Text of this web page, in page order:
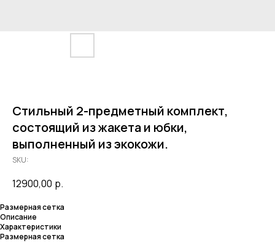
Стильный 2-предметный комплект,
состоящий из жакета и юбки,
выполненный из экокожи.
SKU:
12900,00 р.
Размерная сетка
Описание
Характеристики
Размерная сетка